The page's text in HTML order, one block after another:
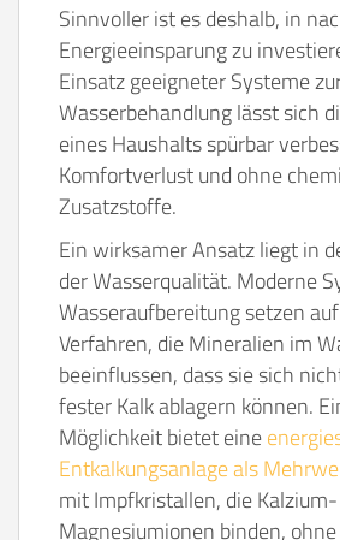
Sinnvoller ist es deshalb, in
Energieeinsparung zu
Einsatz geeigneter Systeme
Wasserbehandlung lässt sich
eines Haushalts spürbar
Komfortverlust und ohne
Zusatzstoffe.
Ein wirksamer Ansatz liegt in
der Wasserqualität. Moderne
Wasseraufbereitung setzen
Verfahren, die Mineralien im
beeinflussen, dass sie sich
fester Kalk ablagern können.
Möglichkeit bietet eine
Entkalkungsanlage als
mit Impfkristallen, die
Magnesiumionen binden,